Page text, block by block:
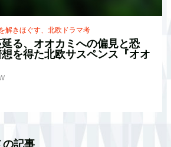
解きほぐす、北欧ドラマ考
る、オオカミへの偏見と恐
を得た北欧サスペンス『オオ
記事